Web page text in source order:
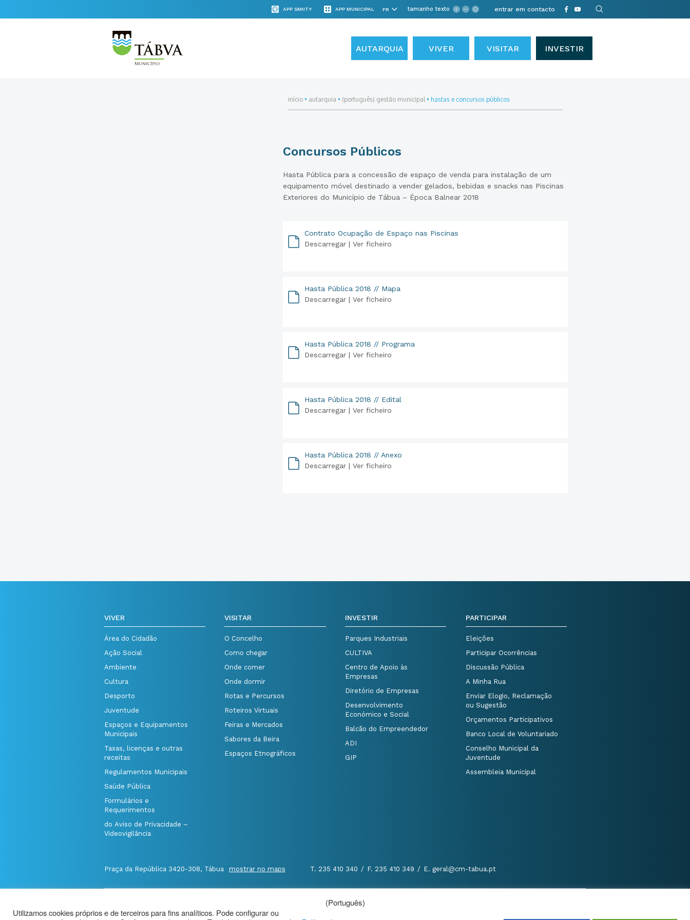
APP SMIITY APP MUNICIPAL tamanho texto entrar em contacto
AUTARQUIA VIVER VISITAR INVESTIR
início• autarquia • (português) gestão municipal• hastas e concursos públicos
Concursos Públicos
Hasta Pública para a concessão de espaço de venda para instalação de um
equipamento móvel destinado a vender gelados, bebidas e snacks nas Piscinas
Exteriores do Município de Tábua – Época Balnear 2018
Contrato Ocupação de Espaço nas Piscinas
Descarregar | Ver ficheiro
Hasta Pública 2018 // Mapa
Descarregar | Ver ficheiro
Hasta Pública 2018 // Programa
Descarregar | Ver ficheiro
Hasta Pública 2018 // Edital
Descarregar | Ver ficheiro
Hasta Pública 2018 // Anexo
Descarregar | Ver ficheiro
VIVER
Área do Cidadão
Ação Social
Ambiente
Cultura
Desporto
Juventude
Espaços e Equipamentos
Municipais
Taxas, licenças e outras
receitas
Regulamentos Municipais
Saúde Pública
Formulários e
Requerimentos
do Aviso de Privacidade –
Videovigilância
VISITAR
O Concelho
Como chegar
Onde comer
Onde dormir
Rotas e Percursos
Roteiros Virtuais
Feiras e Mercados
Sabores da Beira
Espaços Etnográficos
INVESTIR
Parques Industriais
CULTIVA
Centro de Apoio às
Empresas
Diretório de Empresas
Desenvolvimento
Económico e Social
Balcão do Empreendedor
ADI
GIP
PARTICIPAR
Eleições
Participar Ocorrências
Discussão Pública
A Minha Rua
Enviar Elogio, Reclamação
ou Sugestão
Orçamentos Participativos
Banco Local de Voluntariado
Conselho Municipal da
Juventude
Assembleia Municipal
Praça da República 3420-308, Tábua mostrar no maps T. 235 410 340 / F. 235 410 349 / E. geral@cm-tabua.pt
Politica de Privacidade
|
(Português)
Utilizamos cookies próprios e de terceiros para fins analíticos. Pode configurar ou